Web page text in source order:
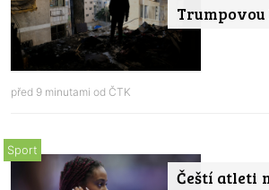
před 9 minutami od ČTK
Čeští atleti
Sport